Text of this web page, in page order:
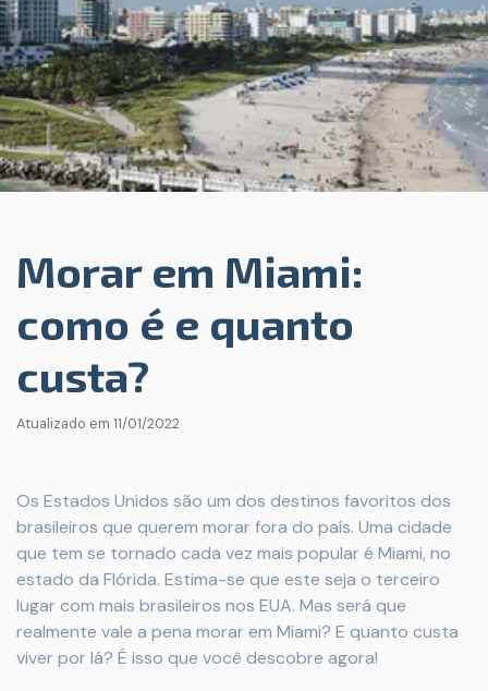
Morar em Miami:
como é e quanto
custa?
Atualizado em 11/01/2022
Os Estados Unidos são um dos destinos favoritos dos
brasileiros que querem morar fora do país. Uma cidade
que tem se tornado cada vez mais popular é Miami, no
estado da Flórida. Estima-se que este seja o terceiro
lugar com mais brasileiros nos EUA. Mas será que
realmente vale a pena morar em Miami? E quanto custa
viver por lá? É isso que você descobre agora!